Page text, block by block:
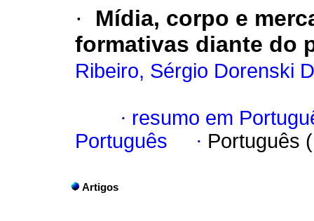
·
Mídia, corpo e
formativas diante do
Ribeiro, Sérgio Dorenski
· resumo em
Português
· Português
Artigos